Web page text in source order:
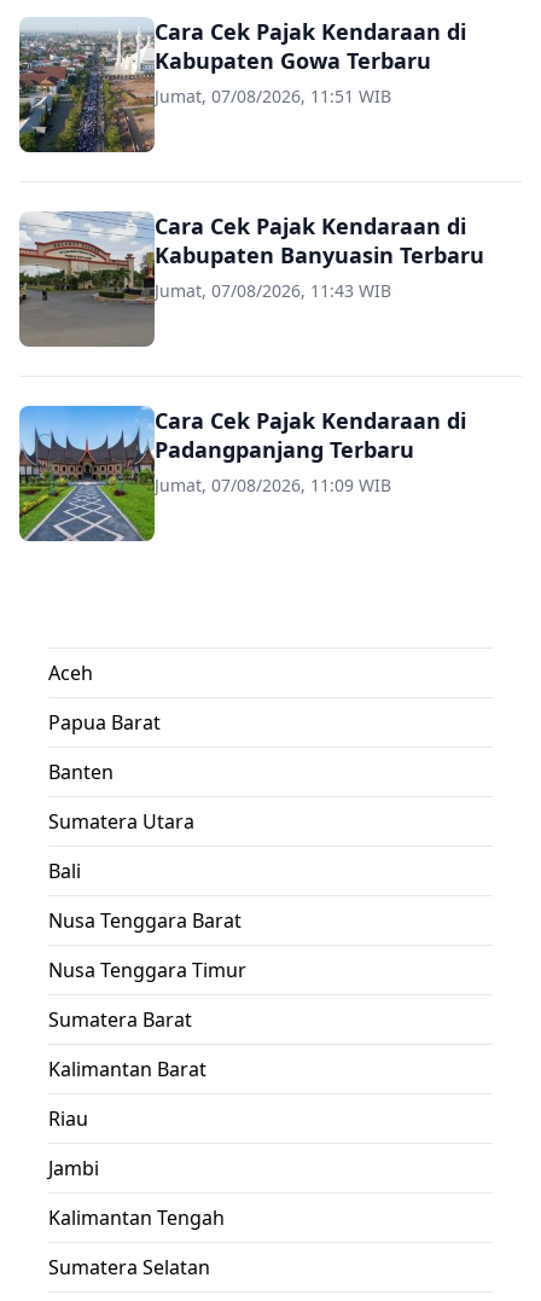
Cara Cek Pajak Kendaraan di
Kabupaten Gowa Terbaru
Jumat, 07/08/2026, 11:51 WIB
Cara Cek Pajak Kendaraan di
Kabupaten Banyuasin Terbaru
Jumat, 07/08/2026, 11:43 WIB
Cara Cek Pajak Kendaraan di
Padangpanjang Terbaru
Jumat, 07/08/2026, 11:09 WIB
Aceh
Papua Barat
Banten
Sumatera Utara
Bali
Nusa Tenggara Barat
Nusa Tenggara Timur
Sumatera Barat
Kalimantan Barat
Riau
Jambi
Kalimantan Tengah
Sumatera Selatan